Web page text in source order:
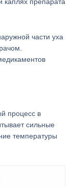
части уха
процесс в
сильные
температуры